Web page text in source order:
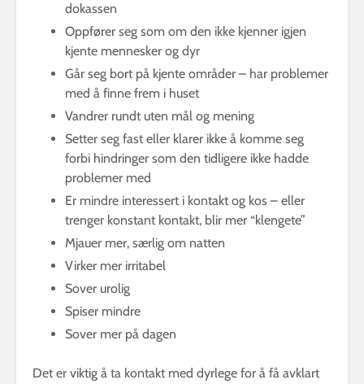
dokassen
Oppfører seg som om den ikke kjenner igjen
kjente mennesker og dyr
Går seg bort på kjente områder – har problemer
med å finne frem i huset
Vandrer rundt uten mål og mening
Setter seg fast eller klarer ikke å komme seg
forbi hindringer som den tidligere ikke hadde
problemer med
Er mindre interessert i kontakt og kos – eller
trenger konstant kontakt, blir mer “klengete”
Mjauer mer, særlig om natten
Virker mer irritabel
Sover urolig
Spiser mindre
Sover mer på dagen
Det er viktig å ta kontakt med dyrlege for å få avklart